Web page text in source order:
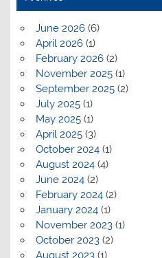
June 2026(6)
April 2026(1)
February 2026(2)
November 2025(1)
September 2025(2)
July 2025(1)
May 2025(1)
April 2025(3)
October 2024(1)
August 2024(4)
June 2024(2)
February 2024(2)
January 2024(1)
November 2023(1)
October 2023(2)
August 2023(1)